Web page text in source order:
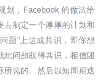
划，Facebook 的做法给
去制定一个厚厚的计划和
题”上达成共识，即你想
问题取得共识，相信团
所需的。然后以短周期迭